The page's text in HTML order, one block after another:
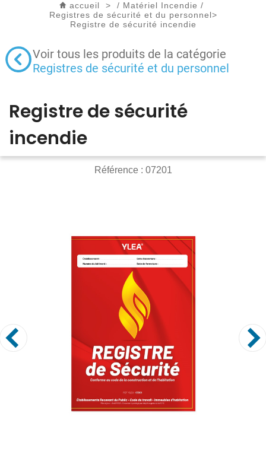
accueil > / Matériel Incendie /
Registres de sécurité et du personnel>
Registre de sécurité incendie
Voir tous les produits de la catégorie
Registres de sécurité et du personnel
Registre de sécurité
incendie
Référence : 07201